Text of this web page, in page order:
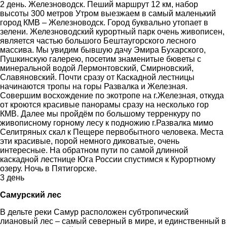
2 день. Железноводск. Пеший маршрут 12 км, набор
высоты 300 метров Утром выезжаем в самый маленький
город КМВ – Железноводск. Город буквально утопает в
зелени. Железноводский курортный парк очень живописен,
является частью большого Бештаугорского лесного
массива. Мы увидим бывшую дачу Эмира Бухарского,
Пушкинскую галерею, посетим знаменитые бюветы с
минеральной водой Лермонтовский, Смирновский,
Славяновский. Почти сразу от Каскадной лестницы
начинаются тропы на горы Развалка и Железная.
Совершим восхождение по экотропе на г.Железная, откуда
от кроются красивые панорамы сразу на несколько гор
КМВ. Далее мы пройдём по большому терренкуру по
живописному горному лесу к подножию г.Развалка мимо
Селитряных скал к Пещере первобытного человека. Места
эти красивые, порой немного диковатые, очень
интересные. На обратном пути по самой длинной
каскадной лестнице Юга России спустимся к Курортному
озеру. Ночь в Пятигорске.
3 день
Самурский лес
В дельте реки Самур расположен субтропический
лиановый лес – самый северный в мире, и единственный в